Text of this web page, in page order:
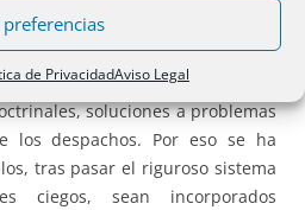
preferencias
de PrivacidadAviso Legal
los operadores jurídicos
de dimensiones razonables que
y ofrezcan, más allá de
soluciones a problemas
los despachos. Por eso se ha
tras pasar el riguroso sistema
ciegos, sean incorporados